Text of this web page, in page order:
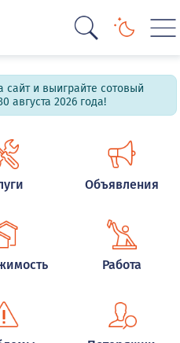
и выиграйте сотовый
августа 2026 года!
Объявления
Работа